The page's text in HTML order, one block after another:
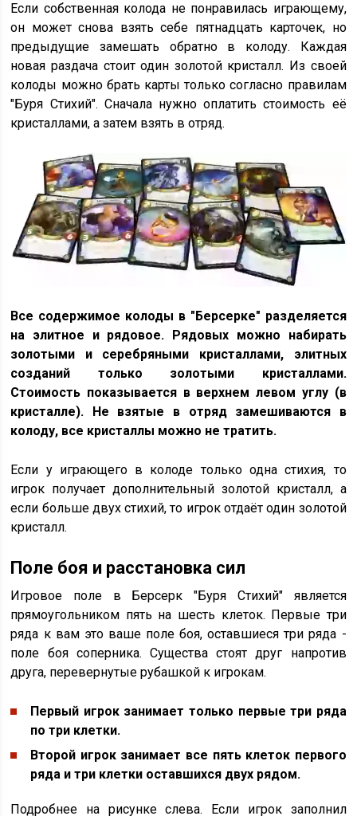
Если собственная колода не понравилась играющему,
он может снова взять себе пятнадцать карточек, но
предыдущие замешать обратно в колоду. Каждая
новая раздача стоит один золотой кристалл. Из своей
колоды можно брать карты только согласно правилам
"Буря Стихий". Сначала нужно оплатить стоимость её
кристаллами, а затем взять в отряд.
Все содержимое колоды в "Берсерке" разделяется
на элитное и рядовое. Рядовых можно набирать
золотыми и серебряными кристаллами, элитных
созданий только золотыми кристаллами.
Стоимость показывается в верхнем левом углу (в
кристалле). Не взятые в отряд замешиваются в
колоду, все кристаллы можно не тратить.
Если у играющего в колоде только одна стихия, то
игрок получает дополнительный золотой кристалл, а
если больше двух стихий, то игрок отдаёт один золотой
кристалл.
Поле боя и расстановка сил
Игровое поле в Берсерк "Буря Стихий" является
прямоугольником пять на шесть клеток. Первые три
ряда к вам это ваше поле боя, оставшиеся три ряда -
поле боя соперника. Существа стоят друг напротив
друга, перевернутые рубашкой к игрокам.
Первый игрок занимает только первые три ряда
по три клетки.
Второй игрок занимает все пять клеток первого
ряда и три клетки оставшихся двух рядом.
Подробнее на рисунке слева. Если игрок заполнил